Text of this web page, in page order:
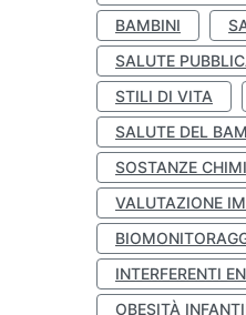
BAMBINI
SALUTE
STILI DI VITA
SALUTE DEL
SOSTANZE
VALUTAZIONE
INTERFERENTI
OBESITÀ